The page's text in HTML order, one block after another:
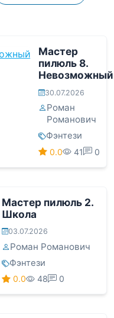
Мастер
пилюль 8.
Невозможный
30.07.2026
Роман
Романович
Фэнтези
0.0 41 0
Мастер пилюль 2.
Школа
03.07.2026
Роман Романович
Фэнтези
0.0 48 0